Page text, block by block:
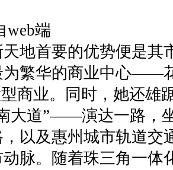
web端
地首要的优势便是其
为繁华的商业中心——
商业。同时，她还雄
大道”——演达一路，
以及惠州城市轨道交
脉。随着珠三角一体